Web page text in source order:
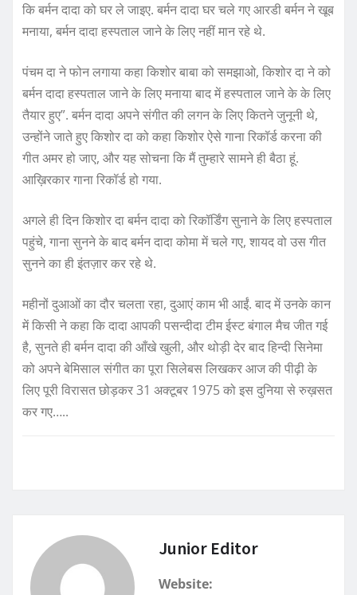
कि बर्मन दादा को घर ले जाइए. बर्मन दादा घर चले गए आरडी बर्मन ने खूब
मनाया, बर्मन दादा हस्पताल जाने के लिए नहीं मान रहे थे.
पंचम दा ने फोन लगाया कहा किशोर बाबा को समझाओ, किशोर दा ने को
बर्मन दादा हस्पताल जाने के लिए मनाया बाद में हस्पताल जाने के के लिए
तैयार हुए”. बर्मन दादा अपने संगीत की लगन के लिए कितने जुनूनी थे,
उन्होंने जाते हुए किशोर दा को कहा किशोर ऐसे गाना रिकॉर्ड करना की
गीत अमर हो जाए, और यह सोचना कि मैं तुम्हारे सामने ही बैठा हूं.
आख़िरकार गाना रिकॉर्ड हो गया.
अगले ही दिन किशोर दा बर्मन दादा को रिकॉर्डिंग सुनाने के लिए हस्पताल
पहुंचे, गाना सुनने के बाद बर्मन दादा कोमा में चले गए, शायद वो उस गीत
सुनने का ही इंतज़ार कर रहे थे.
महीनों दुआओं का दौर चलता रहा, दुआएं काम भी आईं. बाद में उनके कान
में किसी ने कहा कि दादा आपकी पसन्दीदा टीम ईस्ट बंगाल मैच जीत गई
है, सुनते ही बर्मन दादा की आँखे खुली, और थोड़ी देर बाद हिन्दी सिनेमा
को अपने बेमिसाल संगीत का पूरा सिलेबस लिखकर आज की पीढ़ी के
लिए पूरी विरासत छोड़कर 31 अक्टूबर 1975 को इस दुनिया से रुख़सत
कर गए…..
Junior Editor
Website: